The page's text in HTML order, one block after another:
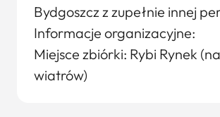
Bydgoszcz z zupełnie innej
Informacje organizacyjne:
Miejsce zbiórki: Rybi Rynek
wiatrów)